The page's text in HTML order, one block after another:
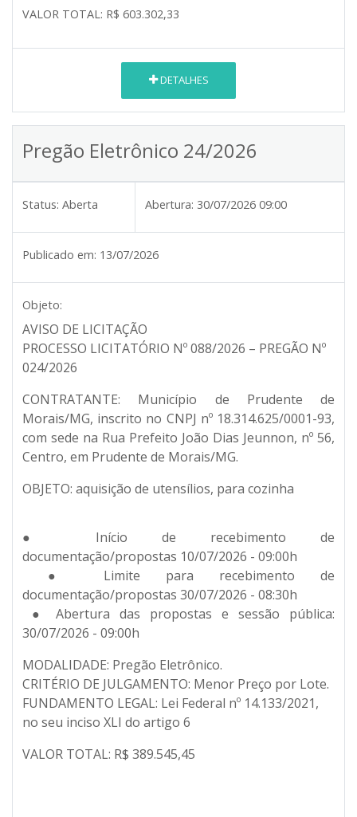
VALOR TOTAL: R$ 603.302,33
DETALHES
Pregão Eletrônico 24/2026
Status: Aberta Abertura: 30/07/2026 09:00
Publicado em: 13/07/2026
Objeto:
AVISO DE LICITAÇÃO
PROCESSO LICITATÓRIO Nº 088/2026 – PREGÃO Nº
024/2026
CONTRATANTE: Município de Prudente de
Morais/MG, inscrito no CNPJ nº 18.314.625/0001-93,
com sede na Rua Prefeito João Dias Jeunnon, nº 56,
Centro, em Prudente de Morais/MG.
OBJETO: aquisição de utensílios, para cozinha
● Início de recebimento de
documentação/propostas 10/07/2026 - 09:00h
● Limite para recebimento de
documentação/propostas 30/07/2026 - 08:30h
● Abertura das propostas e sessão pública:
30/07/2026 - 09:00h
MODALIDADE: Pregão Eletrônico.
CRITÉRIO DE JULGAMENTO: Menor Preço por Lote.
FUNDAMENTO LEGAL: Lei Federal nº 14.133/2021,
no seu inciso XLI do artigo 6
VALOR TOTAL: R$ 389.545,45